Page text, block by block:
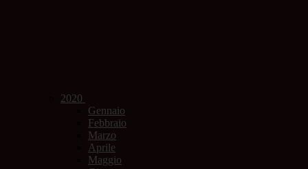
2020
Gennaio
Febbraio
Marzo
Aprile
Maggio